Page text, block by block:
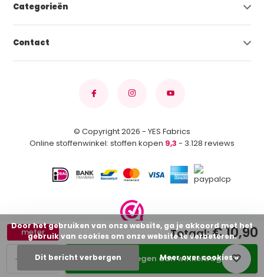
+
-
meter
Toevoegen aan winkelwagen
Totaal:€ 10,90
Categorieën
Contact
© Copyright 2026 - YES Fabrics
Online stoffenwinkel: stoffen kopen 9,3 - 3.128 reviews
Door het gebruiken van onze website, ga je akkoord met het
gebruik van cookies om onze website te verbeteren.
Dit bericht verbergen Meer over cookies »